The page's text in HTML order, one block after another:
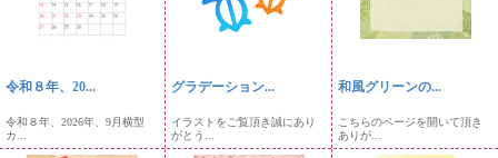
令和８年、20...
令和８年、2026年、9月横型
カ...
グラデーション...
イラストをご覧頂き誠にあり
がとう...
和風グリーンの...
こちらのページを開いて頂き
ありが...